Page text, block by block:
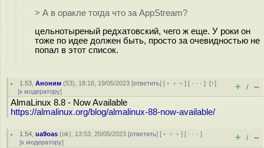
> А в оракле тогда что за AppStream?
цельнотыреный редхатовский, чего ж еще. У роки он
тоже по идее должен быть, просто за очевидностью не
попал в этот список.
1.53 ,Аноним (53), 18:16, 19/05/2023 [ответить] [ ﹢﹢﹢] [ · · ·][↑]
[к модератору] + / –
AlmaLinux 8.8 - Now Available
https://almalinux.org/blog/almalinux-88-now-available/
1.54 ,ua9oas (ok), 13:53, 20/05/2023 [ответить] [ ﹢﹢﹢] [ · · ·]
[к модератору] + / –